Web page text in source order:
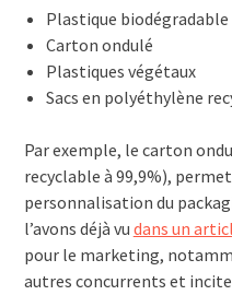
Plastique biodégradable
Carton ondulé
Plastiques végétaux
Sacs en polyéthylène
Par exemple, le carton
recyclable à 99,9%),
personnalisation du
l’avons déjà vu dans un
pour le marketing,
autres concurrents et